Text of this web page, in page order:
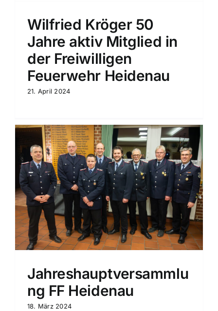
Wilfried Kröger 50
Jahre aktiv Mitglied in
der Freiwilligen
Feuerwehr Heidenau
21. April 2024
Jahreshauptversammlu
ng FF Heidenau
18. März 2024